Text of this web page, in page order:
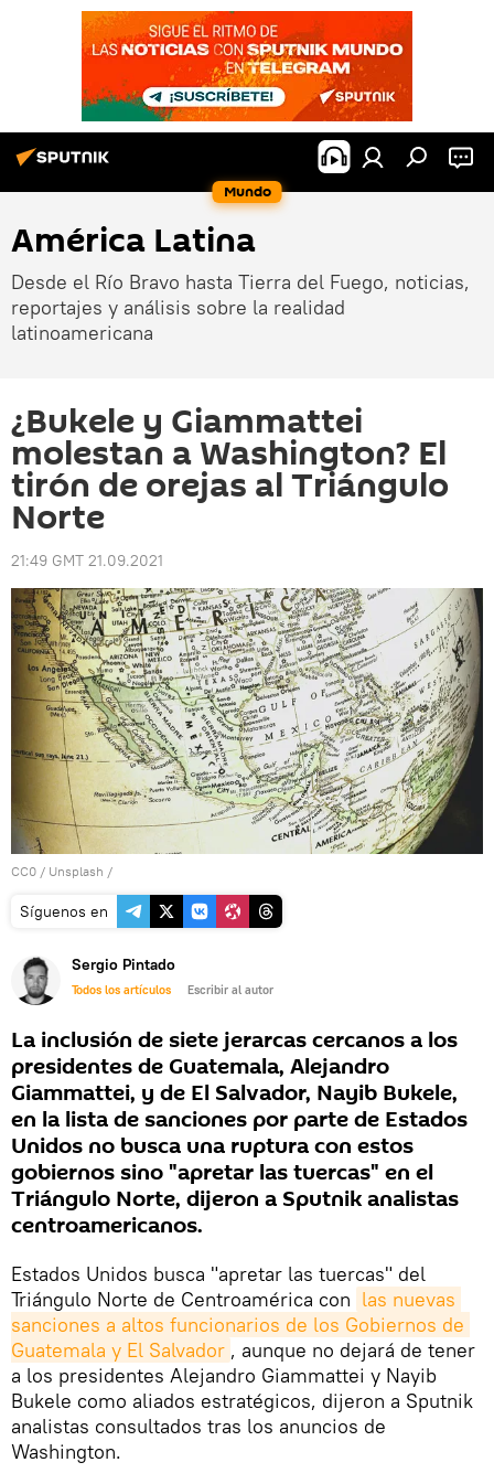
Mundo
América Latina
Desde el Río Bravo hasta Tierra del Fuego, noticias,
reportajes y análisis sobre la realidad
latinoamericana
¿Bukele y Giammattei
molestan a Washington? El
tirón de orejas al Triángulo
Norte
21:49 GMT 21.09.2021
CC0 / Unsplash /
Síguenos en
Sergio Pintado
Todos los artículos Escribir al autor
La inclusión de siete jerarcas cercanos a los
presidentes de Guatemala, Alejandro
Giammattei, y de El Salvador, Nayib Bukele,
en la lista de sanciones por parte de Estados
Unidos no busca una ruptura con estos
gobiernos sino "apretar las tuercas" en el
Triángulo Norte, dijeron a Sputnik analistas
centroamericanos.
Estados Unidos busca "apretar las tuercas" del
Triángulo Norte de Centroamérica con las nuevas
sanciones a altos funcionarios de los Gobiernos de
Guatemala y El Salvador , aunque no dejará de tener
a los presidentes Alejandro Giammattei y Nayib
Bukele como aliados estratégicos, dijeron a Sputnik
analistas consultados tras los anuncios de
Washington.